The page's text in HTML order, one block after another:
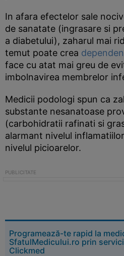
In afara efectelor sale
de sanatate (ingrasare si
a diabetului), zaharul mai
temut poate crea
face cu atat mai greu de
imbolnavirea membrelor
Medicii podologi spun ca
substante nesanatoase
(carbohidratii rafinati si
alarmant nivelul
nivelul picioarelor.
Programează-te rapid la
SfatulMedicului.ro prin
Clickmed